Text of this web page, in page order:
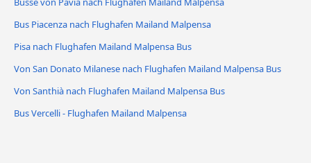
Bus Piacenza nach Flughafen Mailand Malpensa
Pisa nach Flughafen Mailand Malpensa Bus
Von San Donato Milanese nach Flughafen Mailand Malpensa Bus
Von Santhià nach Flughafen Mailand Malpensa Bus
Bus Vercelli - Flughafen Mailand Malpensa